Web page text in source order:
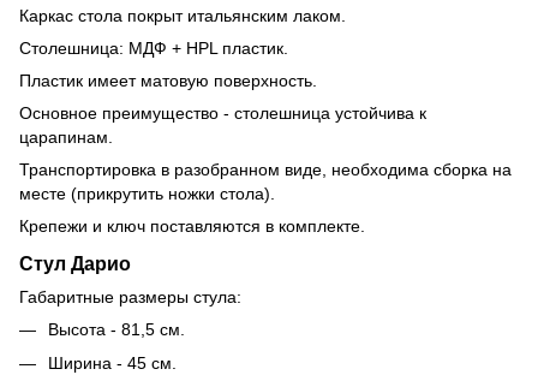
Каркас стола покрыт итальянским лаком.
Столешница: МДФ + HPL пластик.
Пластик имеет матовую поверхность.
Основное преимущество - столешница устойчива к
царапинам.
Транспортировка в разобранном виде, необходима сборка на
месте (прикрутить ножки стола).
Крепежи и ключ поставляются в комплекте.
Стул Дарио
Габаритные размеры стула:
Высота - 81,5 см.
Ширина - 45 см.